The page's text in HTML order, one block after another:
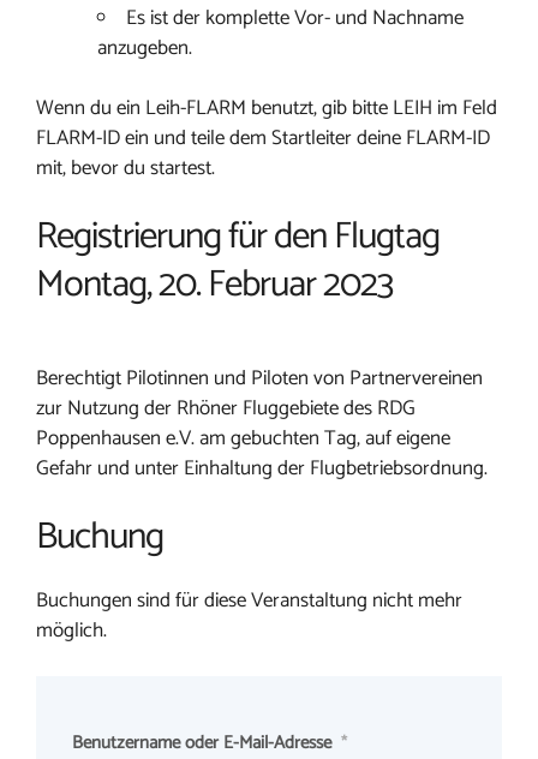
Es ist der komplette Vor- und Nachname
anzugeben.
Wenn du ein Leih-FLARM benutzt, gib bitte LEIH im Feld
FLARM-ID ein und teile dem Startleiter deine FLARM-ID
mit, bevor du startest.
Registrierung für den Flugtag
Montag, 20. Februar 2023
Berechtigt Pilotinnen und Piloten von Partnervereinen
zur Nutzung der Rhöner Fluggebiete des RDG
Poppenhausen e.V. am gebuchten Tag, auf eigene
Gefahr und unter Einhaltung der Flugbetriebsordnung.
Buchung
Buchungen sind für diese Veranstaltung nicht mehr
möglich.
Benutzername oder E-Mail-Adresse *